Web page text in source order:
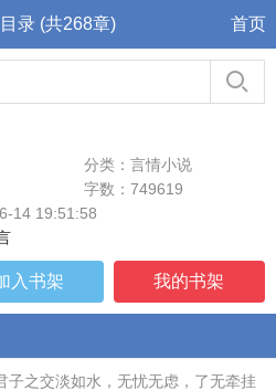
录 (共268章) 首页
分类：言情小说
字数：749619
14 19:51:58
入书架 我的书架
子之交淡如水，无忧无虑，了无牵挂